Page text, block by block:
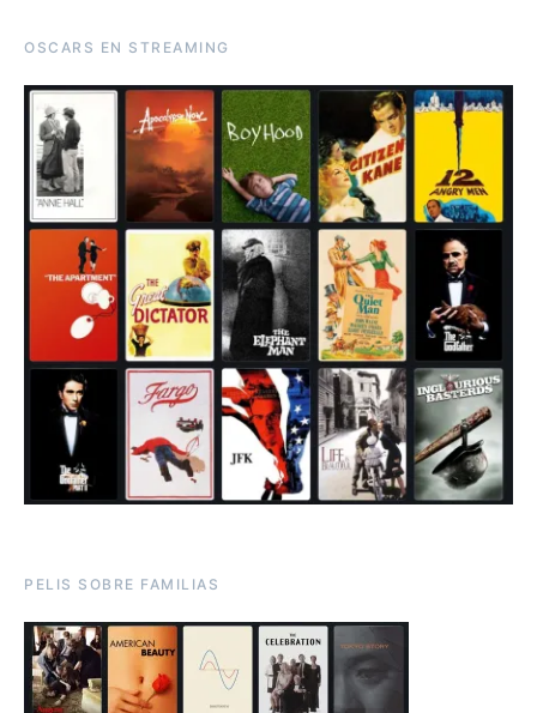
OSCARS EN STREAMING
PELIS SOBRE FAMILIAS